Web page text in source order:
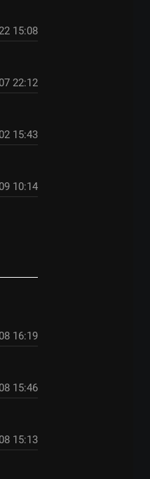
15:08
22:12
15:43
10:14
16:19
15:46
15:13